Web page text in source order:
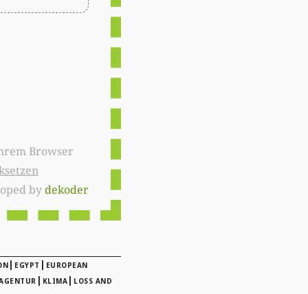
bydekoder
| EGYPT | EUROPEAN
| KLIMA | LOSS AND